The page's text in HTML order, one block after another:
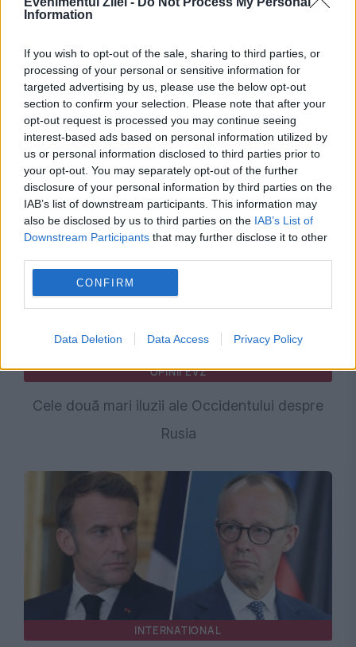
Information
If you wish to opt-out of the sale, sharing to third parties, or
processing of your personal or sensitive information for
targeted advertising by us, please use the below opt-out
section to confirm your selection. Please note that after your
opt-out request is processed you may continue seeing
interest-based ads based on personal information utilized by
us or personal information disclosed to third parties prior to
your opt-out. You may separately opt-out of the further
disclosure of your personal information by third parties on the
IAB’s list of downstream participants. This information may
also be disclosed by us to third parties on the IAB’s List of
Downstream Participants that may further disclose it to other
CONFIRM
Data Deletion Data Access Privacy Policy
Recomandările noastre
OPINII EVZ
Cele două mari iluzii ale Occidentului despre
Rusia
INTERNATIONAL